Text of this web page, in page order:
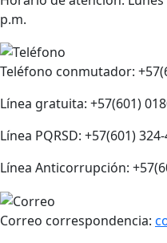
p.m.
Teléfono conmutador:
Línea gratuita: +57(601)
Línea PQRSD: +57(601)
Línea Anticorrupción:
Correo correspondencia: